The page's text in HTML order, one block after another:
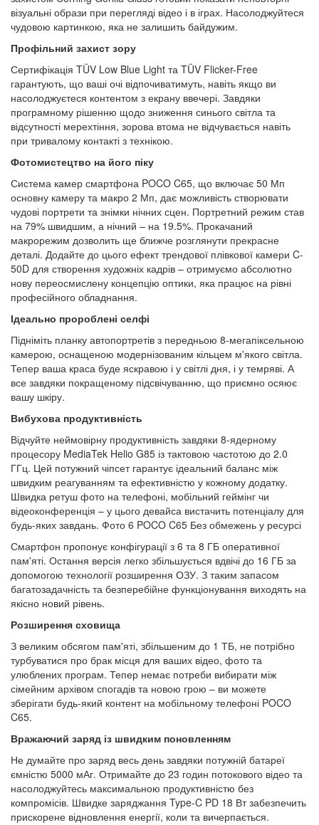
візуальні образи при перегляді відео і в іграх. Насолоджуйтеся
чудовою картинкою, яка не залишить байдужим.
Профільний захист зору
Сертифікація TÜV Low Blue Light та TÜV Flicker-Free
гарантують, що ваші очі відпочиватимуть, навіть якщо ви
насолоджуєтеся контентом з екрану ввечері. Завдяки
програмному рішенню щодо зниження синього світла та
відсутності мерехтіння, зорова втома не відчувається навіть
при тривалому контакті з технікою.
Фотомистецтво на його піку
Система камер смартфона POCO C65, що включає 50 Мп
основну камеру та макро 2 Мп, дає можливість створювати
чудові портрети та знімки нічних сцен. Портретний режим став
на 79% швидшим, а нічний – на 19.5%. Прокачаний
макрорежим дозволить ще ближче розглянути прекрасне
деталі. Додайте до цього ефект трендової плівкової камери C-
50D для створення художніх кадрів – отримуємо абсолютно
нову переосмислену концепцію оптики, яка працює на рівні
професійного обладнання.
Ідеально пророблені селфі
Підніміть планку автопортретів з передньою 8-мегапіксельною
камерою, оснащеною модернізованим кільцем м'якого світла.
Тепер ваша краса буде яскравою і у світлі дня, і у темряві. А
все завдяки покращеному підсвічуванню, що приємно осяює
вашу шкіру.
Вибухова продуктивність
Відчуйте неймовірну продуктивність завдяки 8-ядерному
процесору MediaTek Helio G85 із тактовою частотою до 2.0
ГГц. Цей потужний чіпсет гарантує ідеальний баланс між
швидким реагуванням та ефективністю у кожному додатку.
Швидка ретуш фото на телефоні, мобільний геймінг чи
відеоконференція – у цього девайса вистачить потенціалу для
будь-яких завдань. Фото 6 POCO C65 Без обмежень у ресурсі
Смартфон пропонує конфігурації з 6 та 8 ГБ оперативної
пам'яті. Остання версія легко збільшується вдвічі до 16 ГБ за
допомогою технології розширення ОЗУ. З таким запасом
багатозадачність та безперебійне функціонування виходять на
якісно новий рівень.
Розширення сховища
З великим обсягом пам'яті, збільшеним до 1 ТБ, не потрібно
турбуватися про брак місця для ваших відео, фото та
улюблених програм. Тепер немає потреби вибирати між
сімейним архівом спогадів та новою грою – ви можете
зберігати будь-який контент на мобільному телефоні POCO
C65.
Вражаючий заряд із швидким поновленням
Не думайте про заряд весь день завдяки потужній батареї
ємністю 5000 мАг. Отримайте до 23 годин потокового відео та
насолоджуйтесь максимальною продуктивністю без
компромісів. Швидке заряджання Type-C PD 18 Вт забезпечить
прискорене відновлення енергії, коли та вичерпається.